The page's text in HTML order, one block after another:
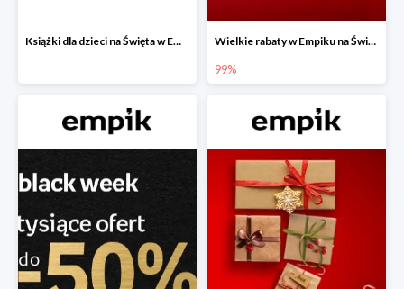
Książki dla dzieci na Święta w Empiku do -40% Wielkie rabaty w Empiku na Święta - piąty produkt -99%
99%